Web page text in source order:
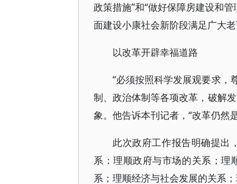
政策措施”和“做好保障房建设和
面建设小康社会新阶段满足广大
以改革开辟幸福道路
“必须按照科学发展观要求，
制、政治体制等各项改革，破解
象。他告诉本刊记者，“改革仍然
此次政府工作报告明确提出
系：理顺政府与市场的关系；理
系；理顺经济与社会发展的关系